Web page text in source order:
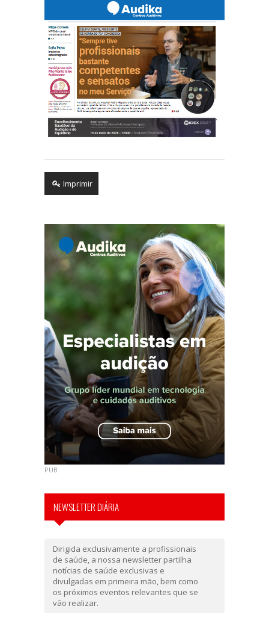
Imprimir
PUB
NEWSLETTER DIÁRIA
Dirigida exclusivamente a profissionais
de saúde, a nossa newsletter partilha
notícias de saúde exclusivas e
divulgadas em primeira mão, bem como
os próximos eventos relevantes que se
vão realizar.